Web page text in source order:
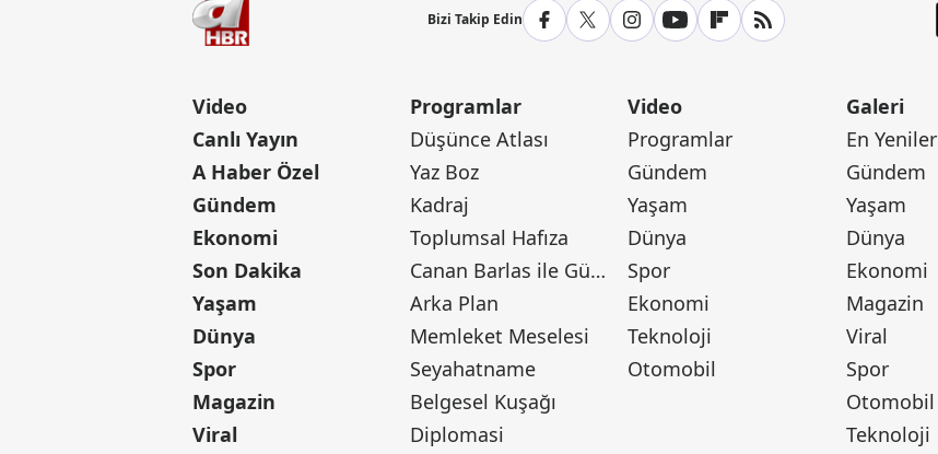
Bizi Takip Edin
Video
Canlı Yayın
A Haber Özel
Gündem
Ekonomi
Son Dakika
Yaşam
Dünya
Spor
Magazin
Viral
Programlar
Düşünce Atlası
Yaz Boz
Kadraj
Toplumsal Hafıza
Canan Barlas ile Gündem
Arka Plan
Memleket Meselesi
Seyahatname
Belgesel Kuşağı
Diplomasi
Video
Programlar
Gündem
Yaşam
Dünya
Spor
Ekonomi
Teknoloji
Otomobil
Galeri
En Yeniler
Gündem
Yaşam
Dünya
Ekonomi
Magazin
Viral
Spor
Otomobil
Teknoloji